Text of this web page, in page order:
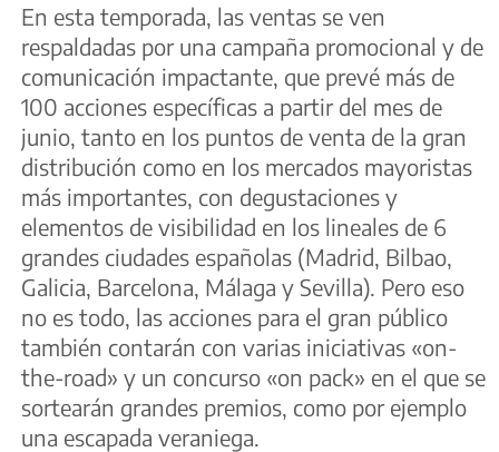
En esta temporada, las ventas se ven
respaldadas por una campaña promocional y de
comunicación impactante, que prevé más de
100 acciones específicas a partir del mes de
junio, tanto en los puntos de venta de la gran
distribución como en los mercados mayoristas
más importantes, con degustaciones y
elementos de visibilidad en los lineales de 6
grandes ciudades españolas (Madrid, Bilbao,
Galicia, Barcelona, Málaga y Sevilla). Pero eso
no es todo, las acciones para el gran público
también contarán con varias iniciativas «on-
the-road» y un concurso «on pack» en el que se
sortearán grandes premios, como por ejemplo
una escapada veraniega.